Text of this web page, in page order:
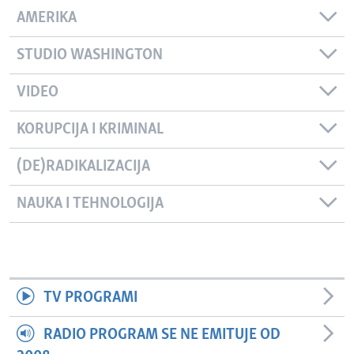
AMERIKA
STUDIO WASHINGTON
VIDEO
KORUPCIJA I KRIMINAL
(DE)RADIKALIZACIJA
NAUKA I TEHNOLOGIJA
TV PROGRAMI
RADIO PROGRAM SE NE EMITUJE OD